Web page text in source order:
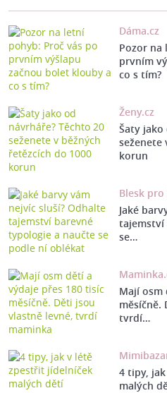
Dáma.cz
Pozor na
prvním
co s tím?
Ženy.cz
Šaty jako
seženete
korun
Blesk pro
Jaké
tajemství
se…
Mají osm
měsíčně.
tvrdí…
4 tipy,
malých